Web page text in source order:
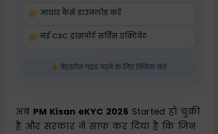
आधार कैसे डाउनलोड करें
नई CSC ट्रांसपोर्ट सर्विस एक्टिवेट
बेहतरीन गाइड पढ़ने के लिए क्लिक करें
अब PM Kisan eKYC 2026 Started हो चुकी
है और सरकार ने साफ कर दिया है कि जिन